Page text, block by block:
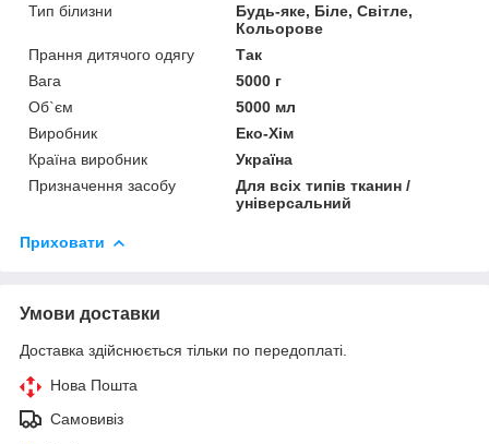
Тип білизни
Будь-яке, Біле, Світле,
Кольорове
Прання дитячого одягу
Так
Вага
5000 г
Об`єм
5000 мл
Виробник
Еко-Хім
Країна виробник
Україна
Призначення засобу
Для всіх типів тканин /
універсальний
Приховати
Умови доставки
Доставка здійснюється тільки по передоплаті.
Нова Пошта
Самовивіз